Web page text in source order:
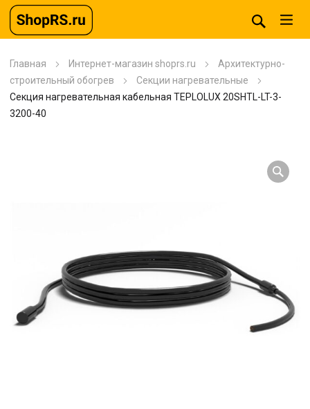
Главная Интернет-магазин shoprs.ru
Архитектурно-
строительный обогрев
Секции нагревательные
Секция нагревательная кабельная TEPLOLUX 20SHTL-LT-3-
3200-40